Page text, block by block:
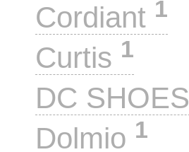
Cordiant 1
Curtis 1
DC SHOES
Dolmio 1